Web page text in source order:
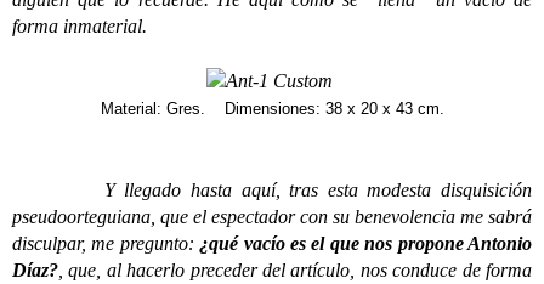
forma inmaterial.
Material: Gres. Dimensiones: 38 x 20 x 43 cm.
Y llegado hasta aquí, tras esta modesta disquisición
pseudoorteguiana, que el espectador con su benevolencia me sabrá
disculpar, me pregunto: ¿qué vacío es el que nos propone Antonio
Díaz? , que, al hacerlo preceder del artículo, nos conduce de forma